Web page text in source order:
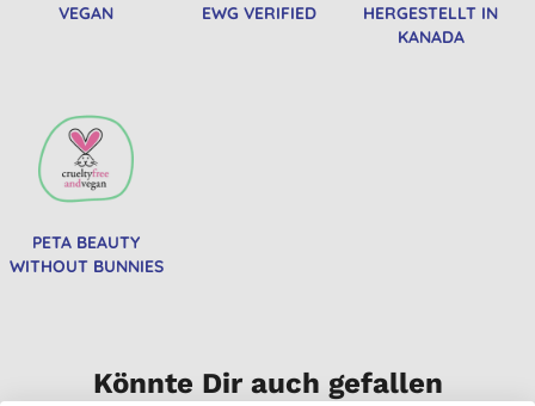
VEGAN EWG VERIFIED
HERGESTELLT IN
KANADA
PETA BEAUTY
WITHOUT BUNNIES
Könnte Dir auch gefallen